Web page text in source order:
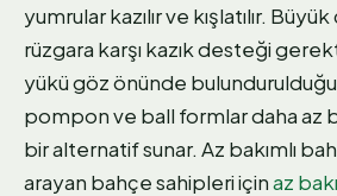
yumrular kazılır ve kışlatılır.
rüzgara karşı kazık desteği
yükü göz önünde
pompon ve ball formlar daha az
bir alternatif sunar. Az bakımlı
arayan bahçe sahipleri içinaz